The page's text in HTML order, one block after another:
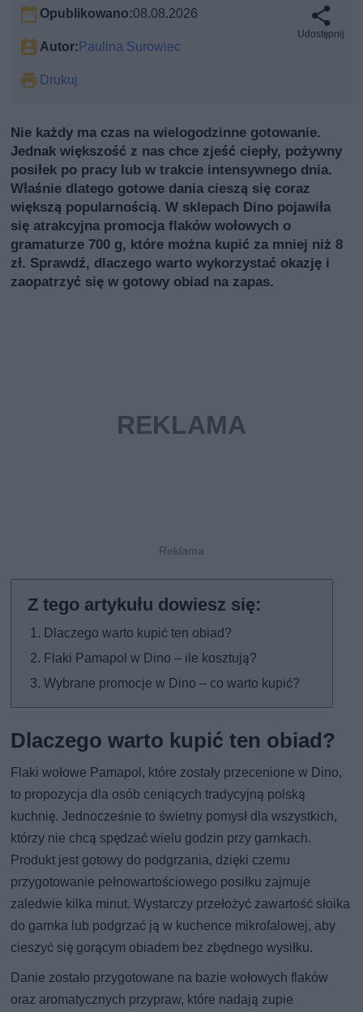
Opublikowano:08.08.2026
Autor:Paulina Surowiec
Drukuj
Udostępnij
Nie każdy ma czas na wielogodzinne gotowanie.
Jednak większość z nas chce zjeść ciepły, pożywny
posiłek po pracy lub w trakcie intensywnego dnia.
Właśnie dlatego gotowe dania cieszą się coraz
większą popularnością. W sklepach Dino pojawiła
się atrakcyjna promocja flaków wołowych o
gramaturze 700 g, które można kupić za mniej niż 8
zł. Sprawdź, dlaczego warto wykorzystać okazję i
zaopatrzyć się w gotowy obiad na zapas.
Dlaczego warto kupić ten obiad?
Flaki Pamapol w Dino – ile kosztują?
Wybrane promocje w Dino – co warto kupić?
Dlaczego warto kupić ten obiad?
Flaki wołowe Pamapol, które zostały przecenione w Dino,
to propozycja dla osób ceniących tradycyjną polską
kuchnię. Jednocześnie to świetny pomysł dla wszystkich,
którzy nie chcą spędzać wielu godzin przy garnkach.
Produkt jest gotowy do podgrzania, dzięki czemu
przygotowanie pełnowartościowego posiłku zajmuje
zaledwie kilka minut. Wystarczy przełożyć zawartość słoika
do garnka lub podgrzać ją w kuchence mikrofalowej, aby
cieszyć się gorącym obiadem bez zbędnego wysiłku.
Danie zostało przygotowane na bazie wołowych flaków
oraz aromatycznych przypraw, które nadają zupie